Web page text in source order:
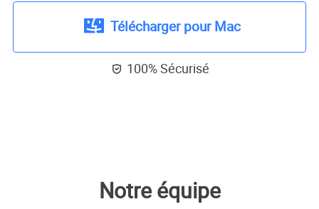
Télécharger pour Mac
 100% Sécurisé
Notre équipe